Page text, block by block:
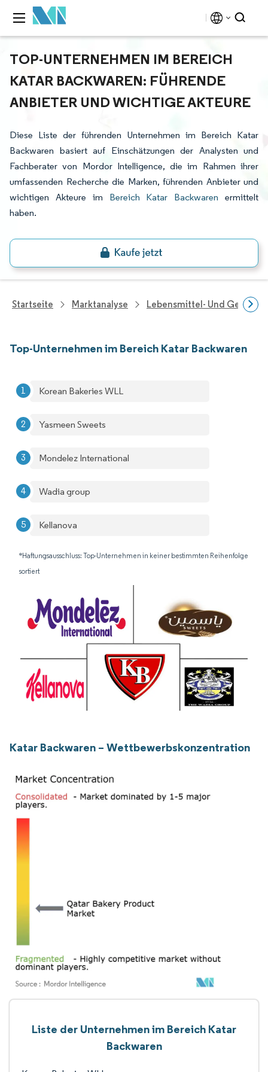
TOP-UNTERNEHMEN IM BEREICH
KATAR BACKWAREN: FÜHRENDE
ANBIETER UND WICHTIGE AKTEURE
Diese Liste der führenden Unternehmen im Bereich Katar
Backwaren basiert auf Einschätzungen der Analysten und
Fachberater von Mordor Intelligence, die im Rahmen ihrer
umfassenden Recherche die Marken, führenden Anbieter und
wichtigen Akteure im Bereich Katar Backwaren ermittelt
haben.
Startseite Marktanalyse Lebensmittel- Und
Top-Unternehmen im Bereich Katar Backwaren
Korean Bakeries WLL
Yasmeen Sweets
Mondelez International
Wadia group
Kellanova
*Haftungsausschluss: Top-Unternehmen in keiner bestimmten Reihenfolge
sortiert
Katar Backwaren – Wettbewerbskonzentration
Liste der Unternehmen im Bereich Katar
Backwaren